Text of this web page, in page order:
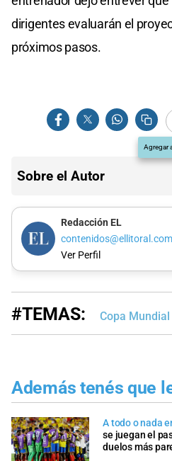
dirigentes evaluarán el
próximos pasos.
Agregar
Sobre el Autor
Redacción EL
contenidos@ellitoral.com
Ver Perfil
#TEMAS: Copa
Además tenés que
A todo o nada
se juegan el
duelos más